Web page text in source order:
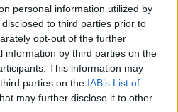
personal information utilized by
to third parties prior to
opt-out of the further
information by third parties on the
This information may
parties on the IAB’s List of
may further disclose it to other
εκατ. ευρώ σε
πανώλη και αφθώδη
αντιδιαβρωτικά έργα στη